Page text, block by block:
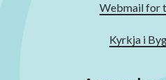
Webmail for
Kyrkja i